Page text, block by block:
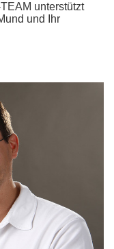
unterstützt
und Ihr